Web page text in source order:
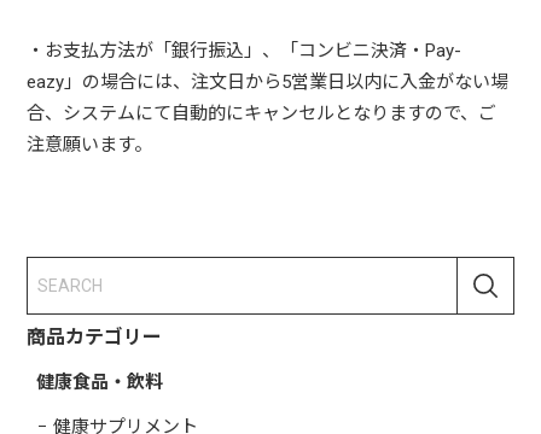
商品カテゴリー
健康食品・飲料
健康サプリメント
・お支払方法が「銀行振込」、「コンビニ決済・Pay-
eazy」の場合には、注文日から5営業日以内に入金がない場
合、システムにて自動的にキャンセルとなりますので、ご
注意願います。